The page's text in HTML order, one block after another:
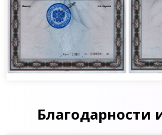
Благодарности